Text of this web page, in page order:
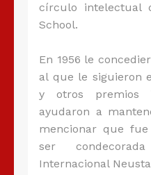
círculo intelectual
School.
En 1956 le
al que le siguieron
y otros premios
ayudaron a
mencionar que
ser
Internacional